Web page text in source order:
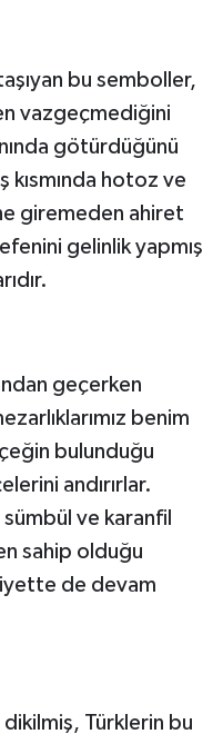
bu semboller,
vazgeçmediğini
götürdüğünü
kısmında hotoz ve
giremeden ahiret
gelinlik yapmış
geçerken
benim
bulunduğu
andırırlar.
ve karanfil
sahip olduğu
de devam
Türklerin bu